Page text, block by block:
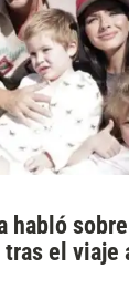
habló
tras el viaje